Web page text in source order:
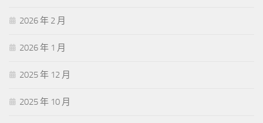
2026 年 2 月
2026 年 1 月
2025 年 12 月
2025 年 10 月